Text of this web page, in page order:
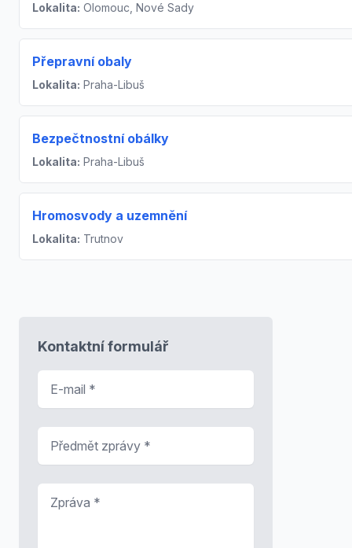
Lokalita: Olomouc, Nové Sady
Přepravní obaly
Lokalita: Praha-Libuš
Bezpečtnostní obálky
Lokalita: Praha-Libuš
Hromosvody a uzemnění
Lokalita: Trutnov
Kontaktní formulář